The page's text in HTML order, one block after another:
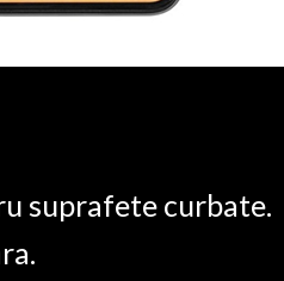
suprafete curbate.